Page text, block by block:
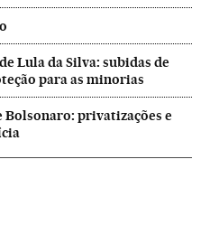
Lula da Silva: subidas de
para as minorias
privatizações e